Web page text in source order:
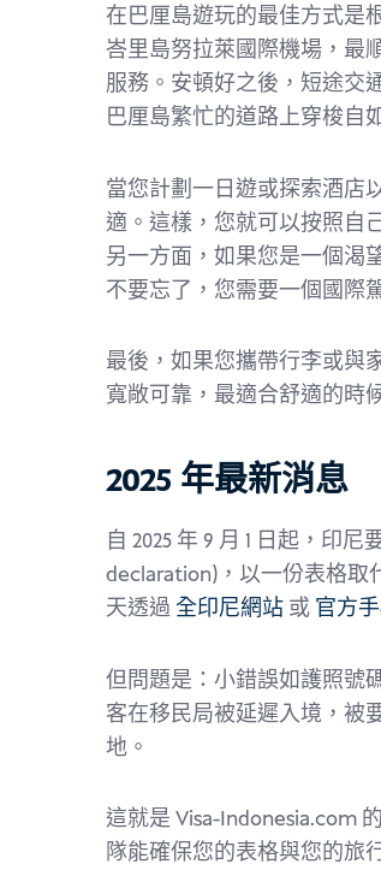
在巴厘島遊玩的最佳方式是
峇里島努拉萊國際機場，最
服務。安頓好之後，短途交
巴厘島繁忙的道路上穿梭自
當您計劃一日遊或探索酒店
適。這樣，您就可以按照自
另一方面，如果您是一個渴
不要忘了，您需要一個國際
最後，如果您攜帶行李或與
寬敞可靠，最適合舒適的時
2025 年最新消息
自 2025 年 9 月 1 日起，印
declaration)，以一份表格取
天透過全印尼網站 或 官方
但問題是：小錯誤如護照號
客在移民局被延遲入境，被
地。
這就是 Visa-Indonesia.com
隊能確保您的表格與您的旅